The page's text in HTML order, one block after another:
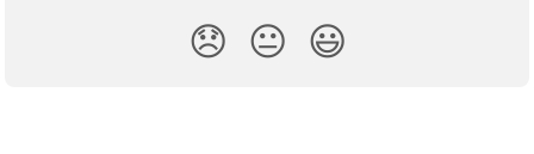
😞 😐 😃